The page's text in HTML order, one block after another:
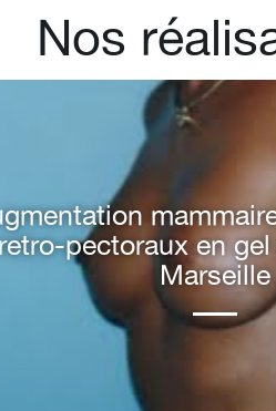
Nos
pectoraux en
Marseille
Résultats post
Marseille